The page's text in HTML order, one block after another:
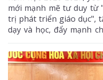
mới mạnh mẽ tư duy từ
trị phát triển giáo dục",
dạy và học, đẩy mạnh
thành tích, bảo đảm
vật chất và xây dựng
hiện đại, đáp ứng yêu
chất lượng cao.